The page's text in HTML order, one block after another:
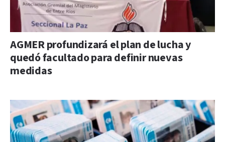
AGMER profundizará el plan de lucha y
quedó facultado para definir nuevas
medidas